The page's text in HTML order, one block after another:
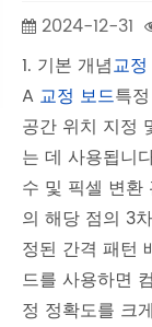
2024-12-31
1. 기본 개념교
A 교정 보드특
공간 위치 지정
는 데 사용됩니
수 및 픽셀 변환
의 해당 점의 3
정된 간격 패턴
드를 사용하면
정 정확도를 크